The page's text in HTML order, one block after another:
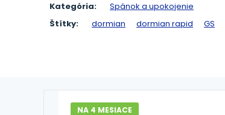
Kategória:
Spánok a upokojenie
Štítky:
dormian dormian rapid GS
NA 4 MESIACE